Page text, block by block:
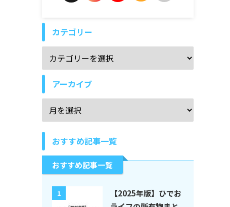
カテゴリー
アーカイブ
おすすめ記事一覧
おすすめ記事一覧
1
【2025年版】ひでお